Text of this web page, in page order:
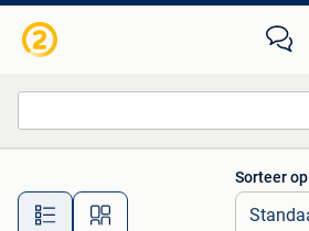
Alle afstanden…
Sorteer op